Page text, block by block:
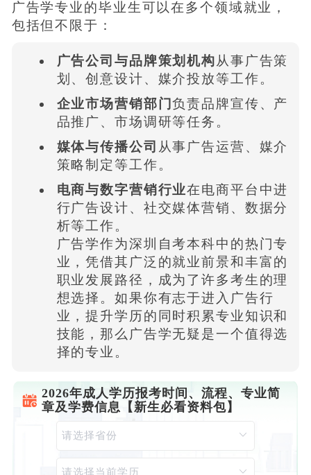
广告学专业的毕业生可以在多个领域就业，
包括但不限于：
广告公司与品牌策划机构从事广告策
划、创意设计、媒介投放等工作。
企业市场营销部门负责品牌宣传、产
品推广、市场调研等任务。
媒体与传播公司 从事广告运营、媒介
策略制定等工作。
电商与数字营销行业在电商平台中进
行广告设计、社交媒体营销、数据分
析等工作。
广告学作为深圳自考本科中的热门专
业，凭借其广泛的就业前景和丰富的
职业发展路径，成为了许多考生的理
想选择。如果你有志于进入广告行
业，提升学历的同时积累专业知识和
技能，那么广告学无疑是一个值得选
择的专业。
2026年成人学历报考时间、流程、专业简
章及学费信息【新生必看资料包】